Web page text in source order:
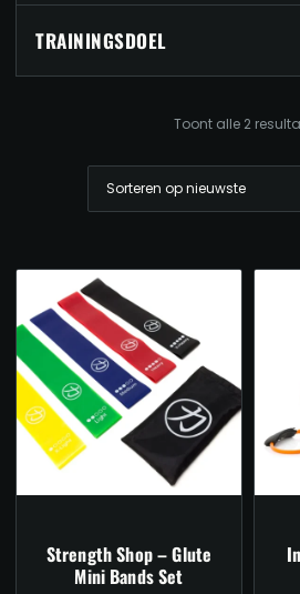
TRAININGSDOEL
Toont alle 2
Strength Shop – Glute
Mini Bands Set